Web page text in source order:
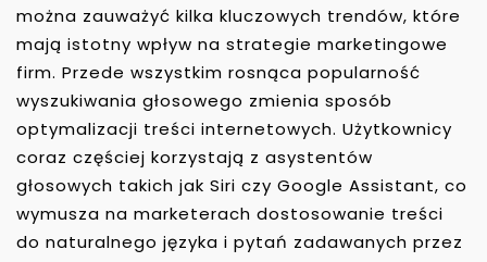
można zauważyć kilka kluczowych trendów, które
mają istotny wpływ na strategie marketingowe
firm. Przede wszystkim rosnąca popularność
wyszukiwania głosowego zmienia sposób
optymalizacji treści internetowych. Użytkownicy
coraz częściej korzystają z asystentów
głosowych takich jak Siri czy Google Assistant, co
wymusza na marketerach dostosowanie treści
do naturalnego języka i pytań zadawanych przez